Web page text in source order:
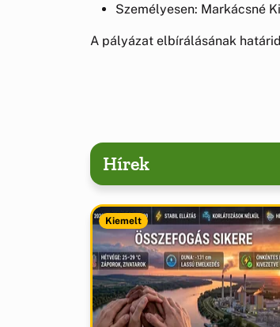
Személyesen: Markácsné
A pályázat elbírálásának
Hírek
Kiemelt